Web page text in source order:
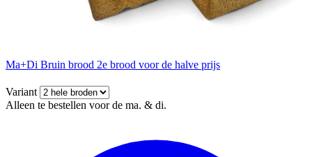
Ma+Di Bruin brood 2e brood voor de halve prijs
Variant
Alleen te bestellen voor de ma. & di.